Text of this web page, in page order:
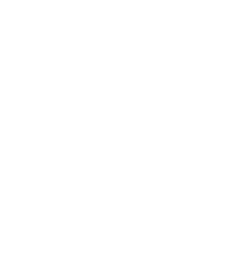
uống tiền đình bổ não
thiếc 800g)